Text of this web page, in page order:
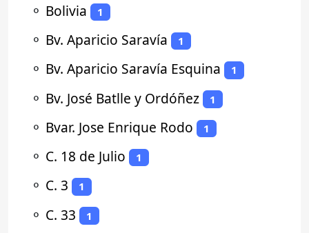
⚬ Bolivia 1
⚬ Bv. Aparicio Saravía 1
⚬ Bv. Aparicio Saravía Esquina 1
⚬ Bv. José Batlle y Ordóñez 1
⚬ Bvar. Jose Enrique Rodo 1
⚬ C. 18 de Julio 1
⚬ C. 3 1
⚬ C. 33 1